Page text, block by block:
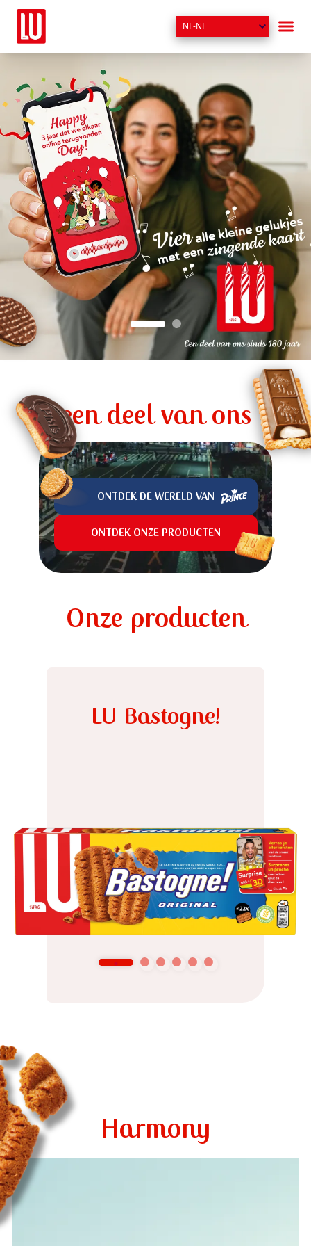
NL-NL
een deel van ons
ONTDEK DE WERELD VAN
ONTDEK ONZE PRODUCTEN
Onze producten
LU Bastogne!
Harmony